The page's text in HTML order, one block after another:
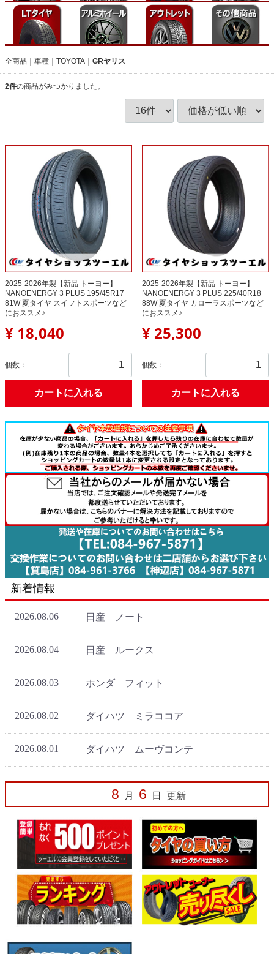
全商品 車種 TOYOTA GRヤリス
2件の商品がみつかりました。
2025-2026年製【新品 トーヨー】
NANOENERGY 3 PLUS 195/45R17
81W 夏タイヤ スイフトスポーツなど
におススメ♪
¥ 18,040
個数：
カートに入れる
2025-2026年製【新品 トーヨー】
NANOENERGY 3 PLUS 225/40R18
88W 夏タイヤ カローラスポーツなど
におススメ♪
¥ 25,300
個数：
カートに入れる
新着情報
8 月 6 日 更新